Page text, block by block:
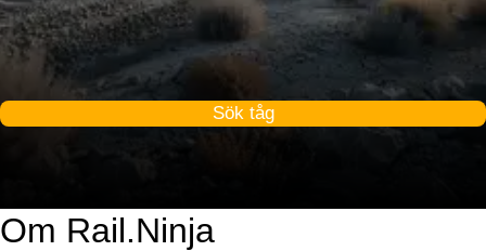
Sök tåg
Om Rail.Ninja